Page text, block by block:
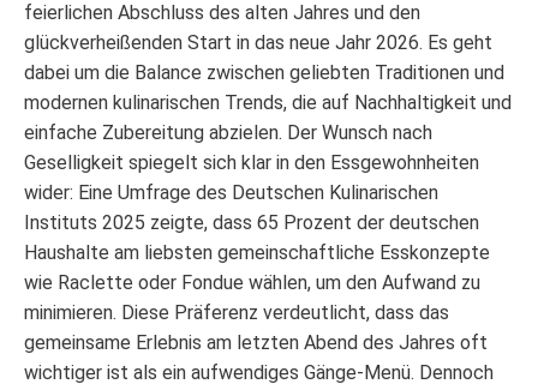
feierlichen Abschluss des alten Jahres und den
glückverheißenden Start in das neue Jahr 2026. Es geht
dabei um die Balance zwischen geliebten Traditionen und
modernen kulinarischen Trends, die auf Nachhaltigkeit und
einfache Zubereitung abzielen. Der Wunsch nach
Geselligkeit spiegelt sich klar in den Essgewohnheiten
wider: Eine Umfrage des Deutschen Kulinarischen
Instituts 2025 zeigte, dass 65 Prozent der deutschen
Haushalte am liebsten gemeinschaftliche Esskonzepte
wie Raclette oder Fondue wählen, um den Aufwand zu
minimieren. Diese Präferenz verdeutlicht, dass das
gemeinsame Erlebnis am letzten Abend des Jahres oft
wichtiger ist als ein aufwendiges Gänge-Menü. Dennoch